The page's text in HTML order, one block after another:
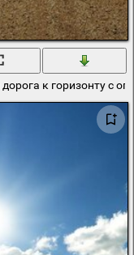
леса
к горизонту с